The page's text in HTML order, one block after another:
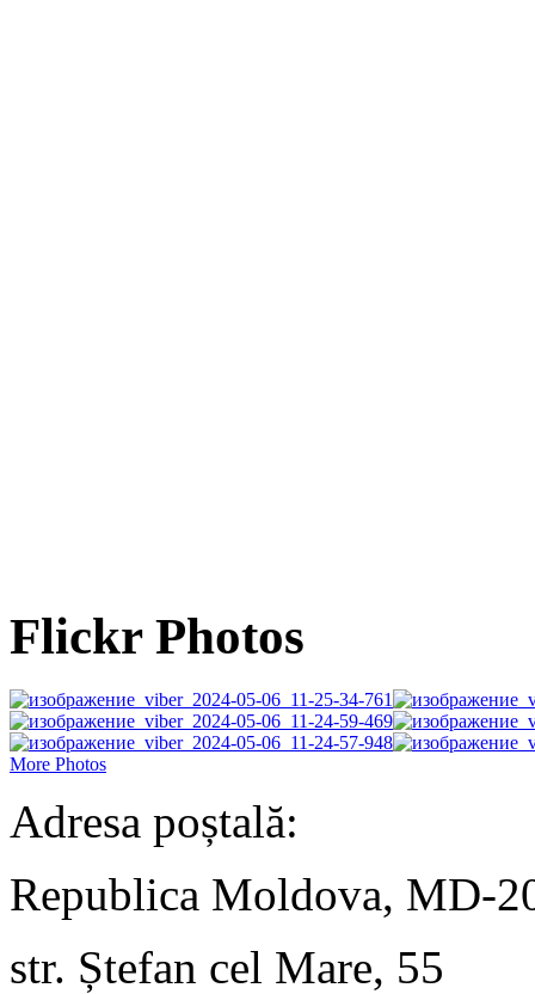
Flickr Photos
More Photos
Adresa poștală:
Republica Moldova, MD-
str. Ștefan cel Mare, 55